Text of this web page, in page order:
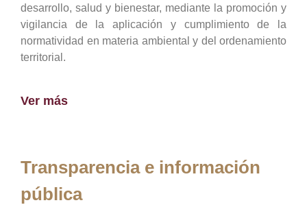
desarrollo, salud y bienestar, mediante la promoción y
vigilancia de la aplicación y cumplimiento de la
normatividad en materia ambiental y del ordenamiento
territorial.
Ver más
Transparencia e información
pública